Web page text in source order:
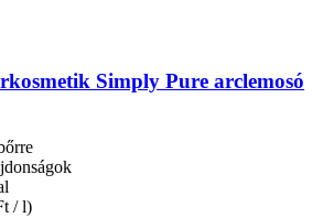
Simply Pure arclemosó
/ l)